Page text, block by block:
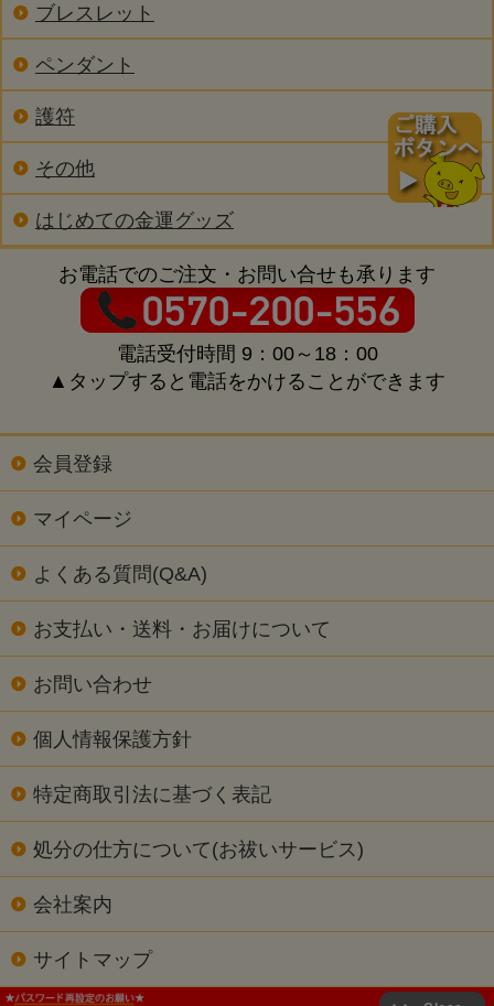
ブレスレット
ペンダント
護符
その他
はじめての金運グッズ
お電話でのご注文・お問い合せも承ります
電話受付時間 9：00～18：00
▲タップすると電話をかけることができます
会員登録
マイページ
よくある質問(Q&A)
お支払い・送料・お届けについて
お問い合わせ
個人情報保護方針
特定商取引法に基づく表記
処分の仕方について(お祓いサービス)
会社案内
サイトマップ